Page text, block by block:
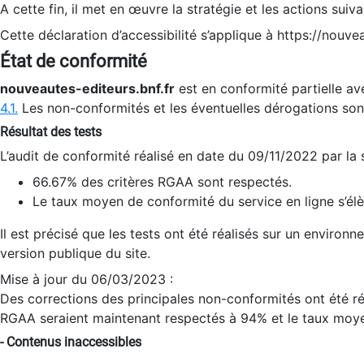
A cette fin, il met en œuvre la stratégie et les actions
Cette déclaration d’accessibilité s’applique à https://
État de conformité
nouveautes-editeurs.bnf.fr est en conformité partielle
4.1. Les non-conformités et les éventuelles dérogations
Résultat des tests
L’audit de conformité réalisé en date du 09/11/2022 par
66.67% des critères RGAA sont respectés.
Le taux moyen de conformité du service en ligne
Il est précisé que les tests ont été réalisés sur un
version publique du site.
Mise à jour du 06/03/2023 :
Des corrections des principales non-conformités ont été
RGAA seraient maintenant respectés à 94% et le taux
- Contenus inaccessibles